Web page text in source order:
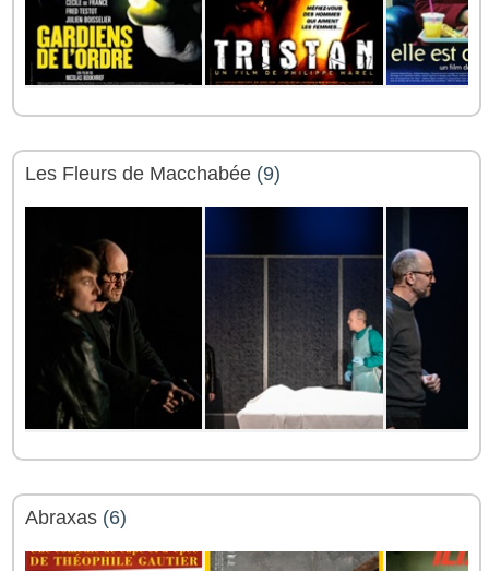
Les Fleurs de Macchabée (9)
Abraxas (6)